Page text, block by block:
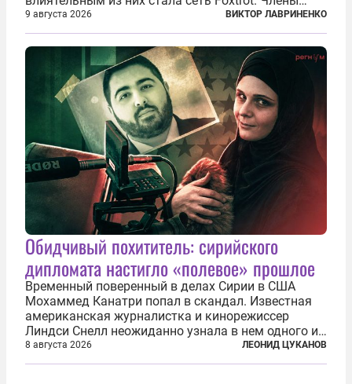
этой сети не только убивают и грабят шведов,
подсаживают их на наркотики, но и совершают
нечто еще даже более страшное — массово...
9 августа 2026 ВИКТОР ЛАВРИНЕНКО
Обидчивый похититель: сирийского
дипломата настигло «полевое» прошлое
Временный поверенный в делах Сирии в США
Мохаммед Канатри попал в скандал. Известная
американская журналистка и кинорежиссер
Линдси Снелл неожиданно узнала в нем одного из
бандитов, похитивших ее в сирийском Алеппо в
2016 году. Журналистка убеждена, что Канатри, в
8 августа 2026 ЛЕОНИД ЦУКАНОВ